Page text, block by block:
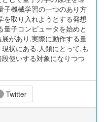
子機械学習の一つのあり方
を取り入れようとする発想
子コンピュータを始めと
があり,実際に動作する量
状にある.人類にとって,も
使いする対象になりつつ
Twitter